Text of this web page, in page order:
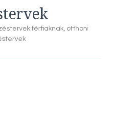
férfiaknak, otthoni